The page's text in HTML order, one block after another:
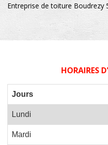
Entreprise de toiture Boudrezy
HORAIRES
Jours
Lundi
Mardi